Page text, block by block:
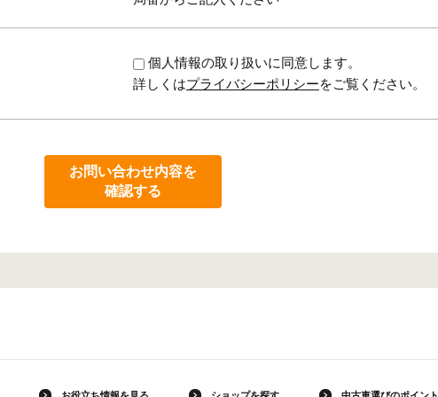
個人情報の取り扱いに同意します。
詳しくはプライバシーポリシーをご覧ください。
お問い合わせ内容を
確認する